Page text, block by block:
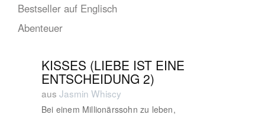
Bestseller auf Englisch
Abenteuer
KISSES (LIEBE IST EINE
ENTSCHEIDUNG 2)
aus Jasmin Whiscy
Bei einem Millionärssohn zu leben,